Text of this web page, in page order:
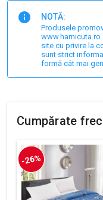
NOTĂ:
Produsele
site cu privire la
sunt strict
formă cât mai
Cumpărate
-26%